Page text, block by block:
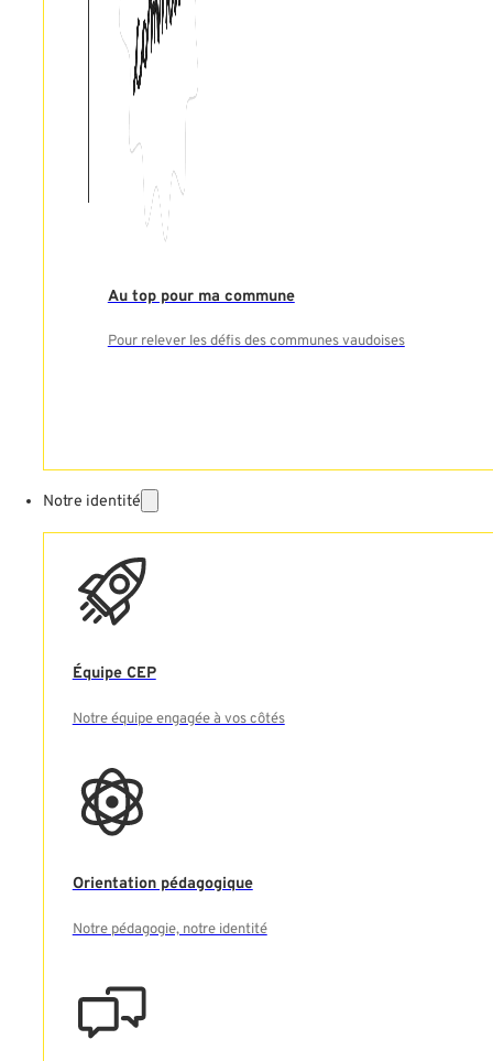
Au top pour ma commune
Pour relever les défis des communes vaudoises
Notre identité
Équipe CEP
Notre équipe engagée à vos côtés
Orientation pédagogique
Notre pédagogie, notre identité